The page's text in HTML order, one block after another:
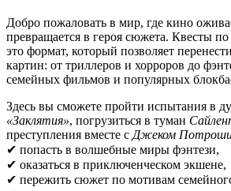
Добро пожаловать в мир, где кино
превращается в героя сюжета. Квесты
это формат, который позволяет
картин: от триллеров и хорроров до
семейных фильмов и популярных
Здесь вы сможете пройти испытания в
«Заклятия», погрузиться в туман
преступления вместе с Джеком
✔ попасть в волшебные миры фэнтези,
✔ оказаться в приключенческом экшене,
✔ пережить сюжет по мотивам